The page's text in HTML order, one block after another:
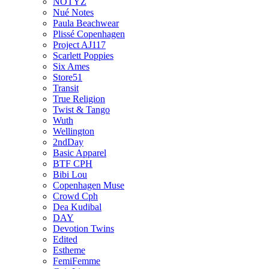
Nué Notes
Paula Beachwear
Plissé Copenhagen
Project AJ117
Scarlett Poppies
Six Ames
Store51
Transit
True Religion
Twist & Tango
Wuth
Wellington
2ndDay
Basic Apparel
BTF CPH
Bibi Lou
Copenhagen Muse
Crowd Cph
Dea Kudibal
DAY
Devotion Twins
Edited
Estheme
FemiFemme